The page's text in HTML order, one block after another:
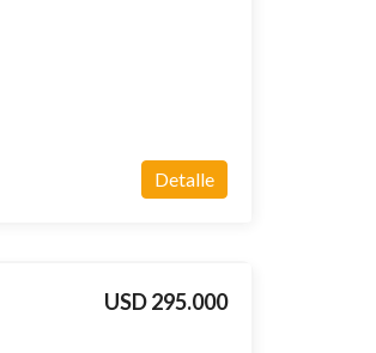
Detalle
USD 295.000